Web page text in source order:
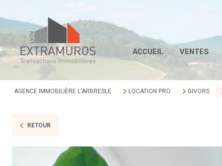
ACCUEIL VENTES
AGENCE IMMOBILIÈRE L'ARBRESLE LOCATION PRO GIVORS
RETOUR